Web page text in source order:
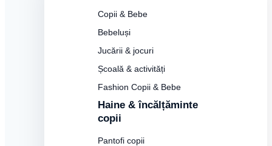
Copii & Bebe
Bebeluși
Jucării & jocuri
Școală & activități
Fashion Copii & Bebe
Haine & încălțăminte
copii
Pantofi copii